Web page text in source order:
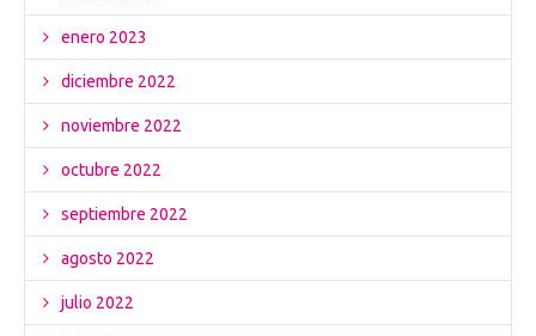
enero 2023
diciembre 2022
noviembre 2022
octubre 2022
septiembre 2022
agosto 2022
julio 2022